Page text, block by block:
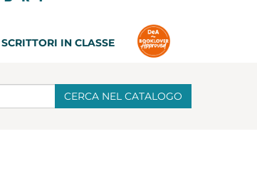
SCRITTORI IN CLASSE
CERCA NEL CATALOGO